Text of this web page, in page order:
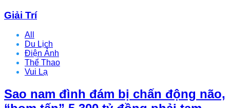
Giải Trí
All
Du Lịch
Điện Ảnh
Thể Thao
Vui Lạ
Sao nam đình đám bị chấn động não,